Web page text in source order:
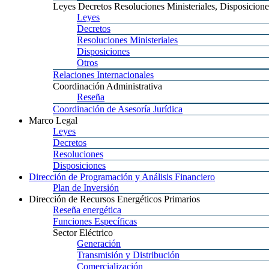
Leyes Decretos Resoluciones Ministeriales,
Leyes
Decretos
Resoluciones Ministeriales
Disposiciones
Otros
Relaciones Internacionales
Coordinación Administrativa
Reseña
Coordinación de Asesoría Jurídica
Marco Legal
Leyes
Decretos
Resoluciones
Disposiciones
Dirección de Programación y Análisis Financiero
Plan de Inversión
Dirección de Recursos Energéticos Primarios
Reseña energética
Funciones Específicas
SectorEléctrico
Generación
Transmisión y Distribución
Comercialización